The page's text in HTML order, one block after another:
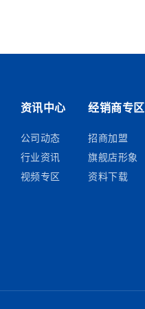
资讯中心
公司动态
行业资讯
视频专区
经销商专区
招商加盟
旗舰店形象
资料下载